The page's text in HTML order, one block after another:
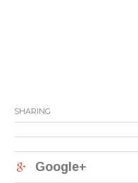
SHARING
Google+